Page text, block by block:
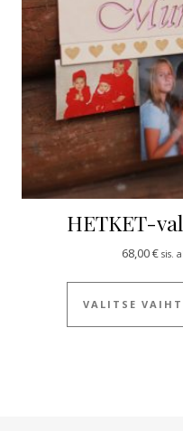
HETKET-
68,00€ sis.
VALITSE